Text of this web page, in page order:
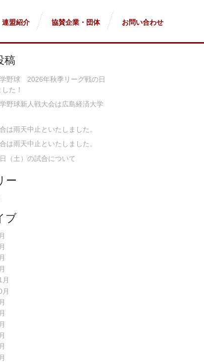
連盟紹介 協賛企業・団体 お問い合わせ
稿
野球 2026年秋季リーグ戦の日
た！
野球新人戦大会は広島経済大学
は雨天中止といたしました。
は雨天中止といたしました。
（土）の試合について
ー
ブ